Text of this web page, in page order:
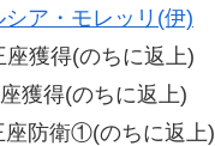
シア・モレッリ(伊)
獲得(のちに返上)
獲得(のちに返上)
防衛①(のちに返上)